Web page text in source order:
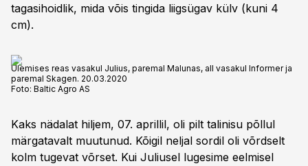
tagasihoidlik, mida võis tingida liigsügav külv (kuni 4
cm).
Ülemises reas vasakul Julius, paremal Malunas, all vasakul Informer ja
paremal Skagen. 20.03.2020
Foto: Baltic Agro AS
Kaks nädalat hiljem, 07. aprillil, oli pilt talinisu põllul
märgatavalt muutunud. Kõigil neljal sordil oli võrdselt
kolm tugevat võrset. Kui Juliusel lugesime eelmisel